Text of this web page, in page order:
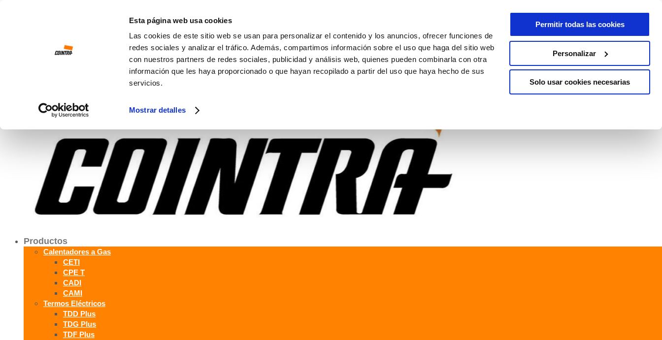
Esta página web usa cookies
Las cookies de este sitio web se usan para personalizar el contenido y los anuncios, ofrecer funciones de
redes sociales y analizar el tráfico. Además, compartimos información sobre el uso que haga del sitio web
con nuestros partners de redes sociales, publicidad y análisis web, quienes pueden combinarla con otra
información que les haya proporcionado o que hayan recopilado a partir del uso que haya hecho de sus
servicios.
Mostrar detalles
Permitir todas las cookies
Personalizar
Solo usar cookies necesarias
Productos
Calentadores a Gas
CETI
CPE T
CADI
CAMI
Termos Eléctricos
TDD Plus
TDG Plus
TDF Plus